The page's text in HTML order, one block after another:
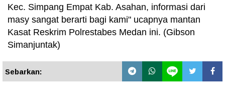
Kec. Simpang Empat Kab. Asahan, informasi dari
masy sangat berarti bagi kami" ucapnya mantan
Kasat Reskrim Polrestabes Medan ini. (Gibson
Simanjuntak)
Sebarkan: